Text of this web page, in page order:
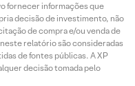
fornecer informações que
decisão de investimento, não
de compra e/ou venda de
relatório são consideradas
de fontes públicas. A XP
decisão tomada pelo